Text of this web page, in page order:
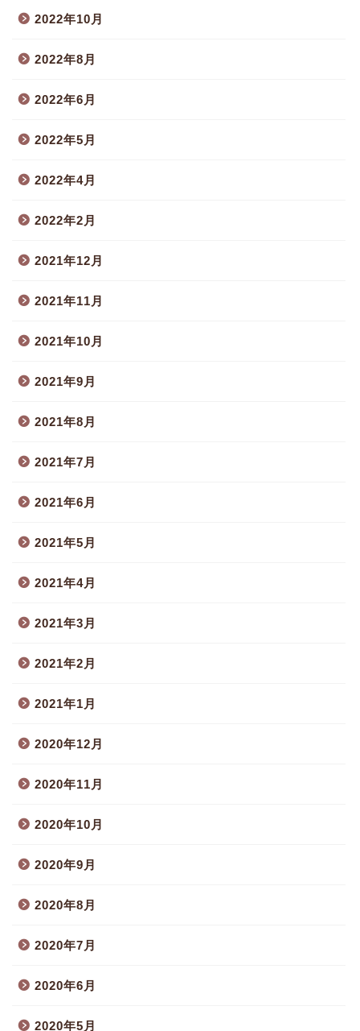
2022年10月
2022年8月
2022年6月
2022年5月
2022年4月
2022年2月
2021年12月
2021年11月
2021年10月
2021年9月
2021年8月
2021年7月
2021年6月
2021年5月
2021年4月
2021年3月
2021年2月
2021年1月
2020年12月
2020年11月
2020年10月
2020年9月
2020年8月
2020年7月
2020年6月
2020年5月